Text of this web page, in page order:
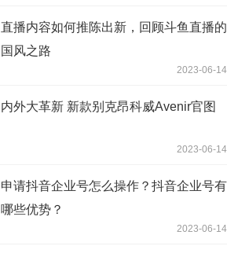
直播内容如何推陈出新，回顾斗鱼直播的
国风之路
2023-06-14
内外大革新 新款别克昂科威Avenir官图
2023-06-14
申请抖音企业号怎么操作？抖音企业号有
哪些优势？
2023-06-14